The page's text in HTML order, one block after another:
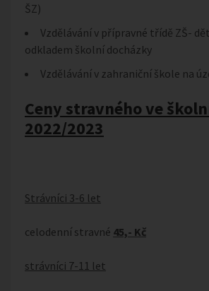
ŠZ)
Vzdělávání v přípravné třídě ZŠ-
odkladem školní docházky
Vzdělávání v zahraniční škole na
Ceny stravného ve
2022/2023
Strávníci 3-6 let
celodenní stravné 45,- Kč
strávníci 7-11 let